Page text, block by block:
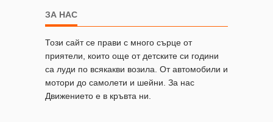
ЗА НАС
Този сайт се прави с много сърце от
приятели, които още от детските си години
са луди по всякакви возила. От автомобили и
мотори до самолети и шейни. За нас
Движението е в кръвта ни.